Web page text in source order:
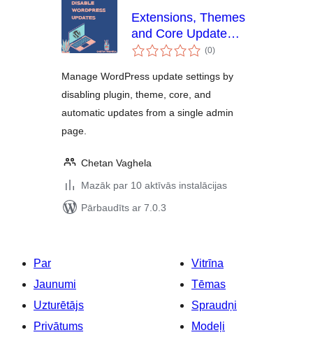
Extensions, Themes
and Core Update
Manager
(0vērtējumu
kopsumma
)
Manage WordPress update settings by
disabling plugin, theme, core, and
automatic updates from a single admin
page.
Chetan Vaghela
Mazāk par 10 aktīvās instalācijas
Pārbaudīts ar 7.0.3
Par
Jaunumi
Uzturētājs
Privātums
Vitrīna
Tēmas
Spraudņi
Modeļi